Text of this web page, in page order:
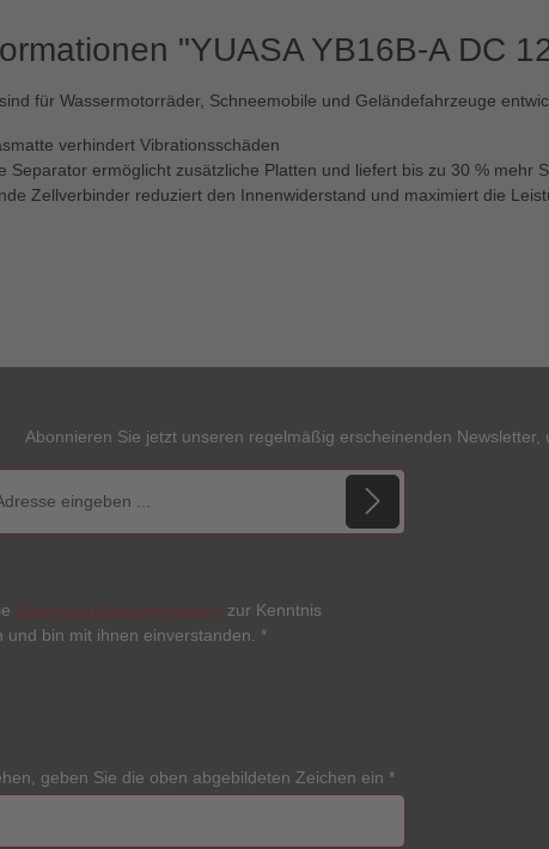
"YUASA YB16B-A DC
für Wassermotorräder, Schneemobile und Geländefahrzeuge
verhindert Vibrationsschäden
Separator ermöglicht zusätzliche Platten und liefert bis zu 30 % mehr
Zellverbinder reduziert den Innenwiderstand und maximiert die
Abonnieren Sie jetzt unseren regelmäßig erscheinenden
Datenschutzbestimmungen zur Kenntnis
und bin mit ihnen einverstanden. *
geben Sie die oben abgebildeten Zeichen ein *